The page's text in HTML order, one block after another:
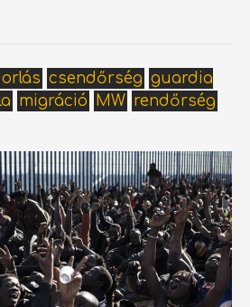
csendőrség guardia
migráció MW rendőrség